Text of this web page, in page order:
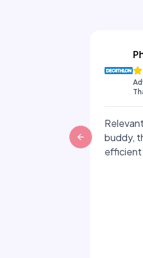
buddy,
Previous slide